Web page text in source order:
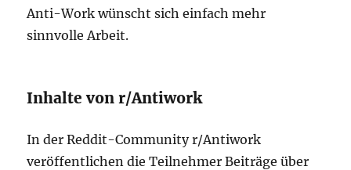
Anti-Work wünscht sich einfach mehr
sinnvolle Arbeit.
Inhalte von r/Antiwork
In der Reddit-Community r/Antiwork
veröffentlichen die Teilnehmer Beiträge über